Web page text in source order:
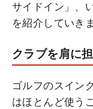
サイドイン」、
を紹介していき
クラブを肩に
ゴルフのスイン
はほとんど使う